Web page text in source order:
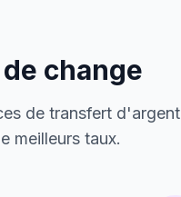
change
de transfert d'argent
meilleurs taux.